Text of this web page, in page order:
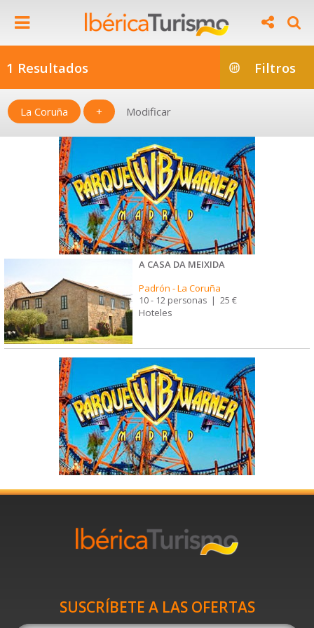
1 Resultados Filtros
La Coruña + Modificar
A CASA DA MEIXIDA
Padrón -La Coruña
10 - 12 personas | 25 €
Hoteles
SUSCRÍBETE A LAS OFERTAS